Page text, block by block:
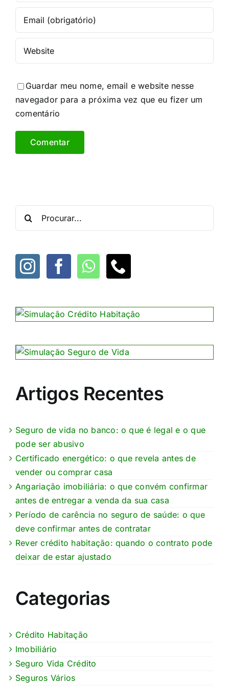
Guardar meu nome, email e website nesse
navegador para a próxima vez que eu fizer um
comentário
por:
Artigos Recentes
Seguro de vida no banco: o que é legal e o que
pode ser abusivo
Certificado energético: o que revela antes de
vender ou comprar casa
Angariação imobiliária: o que convém confirmar
antes de entregar a venda da sua casa
Período de carência no seguro de saúde: o que
deve confirmar antes de contratar
Rever crédito habitação: quando o contrato pode
deixar de estar ajustado
Categorias
Crédito Habitação
Imobiliário
Seguro Vida Crédito
Seguros Vários